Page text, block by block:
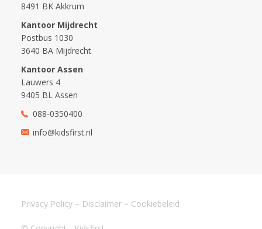
8491 BK Akkrum
Kantoor Mijdrecht
Postbus 1030
3640 BA Mijdrecht
Kantoor Assen
Lauwers 4
9405 BL Assen
088-0350400
info@kidsfirst.nl
Privacy Policy – Disclaimer – Cookiebeleid